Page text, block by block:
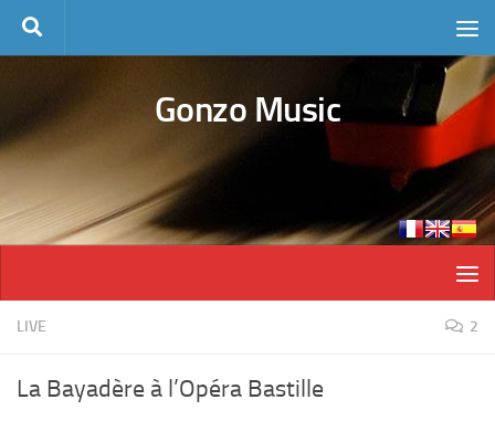
Skip to content
Gonzo Music
LIVE 2
La Bayadère à l’Opéra Bastille